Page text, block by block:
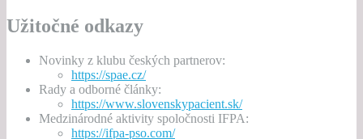
Užitočné odkazy
Novinky z klubu českých partnerov:
https://spae.cz/
Rady a odborné články:
https://www.slovenskypacient.sk/
Medzinárodné aktivity spoločnosti IFPA:
https://ifpa-pso.com/